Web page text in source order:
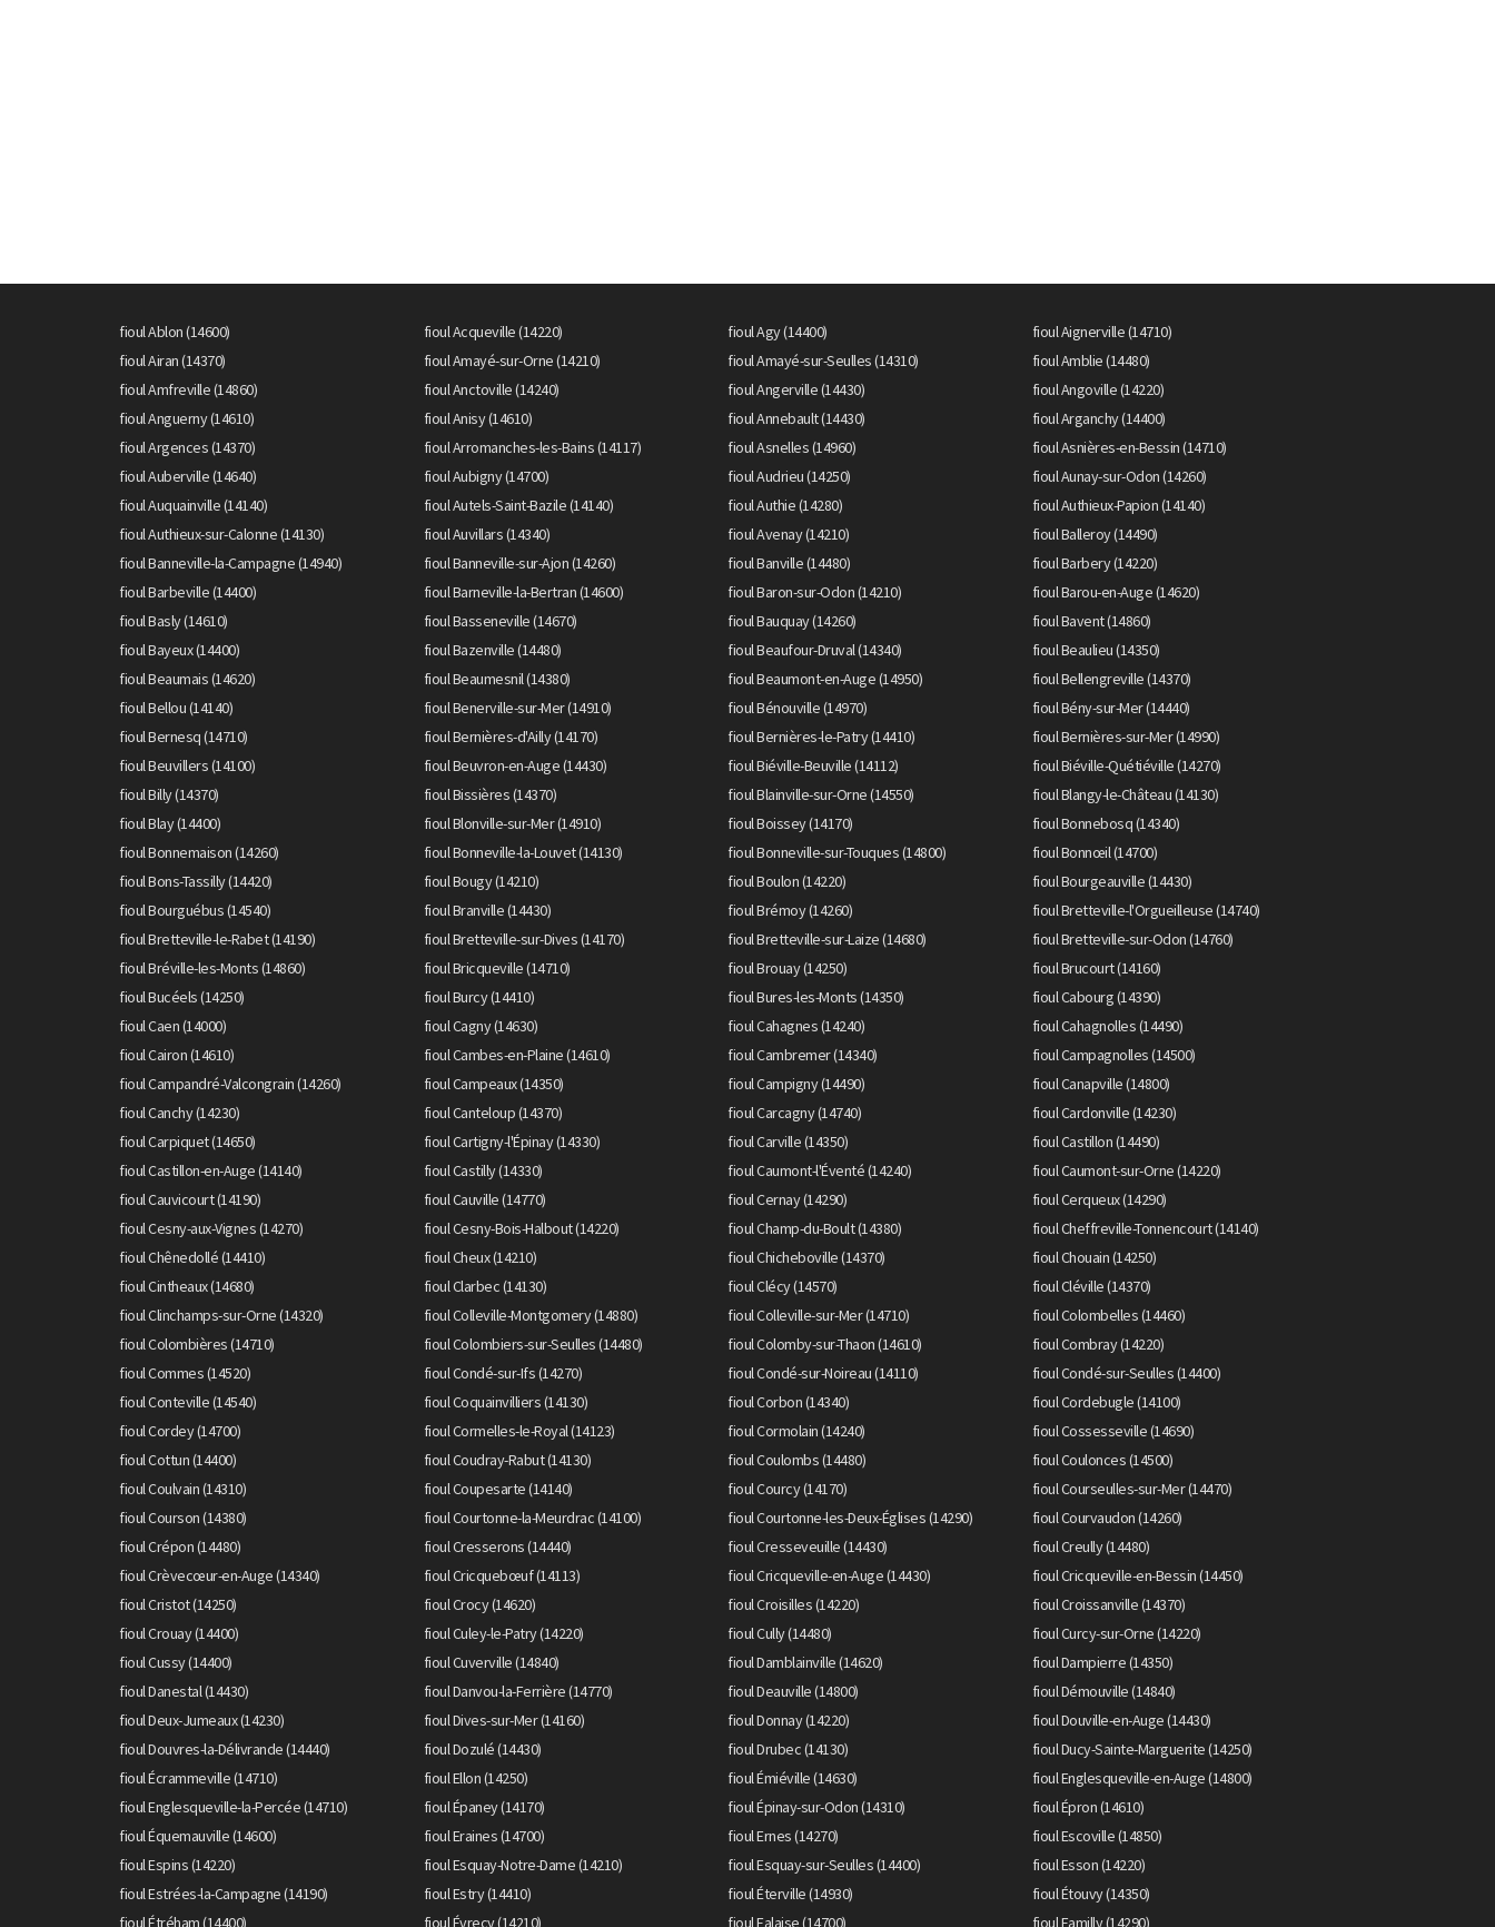
fioul Ablon (14600) fioul Acqueville (14220) fioul Agy (14400)
fioul Aignerville (14710)
fioul Airan (14370)
fioul Amayé-sur-Orne (14210) fioul Amayé-sur-Seulles (14310)
fioul Amblie (14480)
fioul Amfreville (14860)
fioul Anctoville (14240) fioul Angerville (14430)
fioul Angoville (14220)
fioul Anguerny (14610)
fioul Anisy (14610) fioul Annebault (14430)
fioul Arganchy (14400)
fioul Argences (14370)
fioul Arromanches-les-Bains (14117) fioul Asnelles (14960)
fioul Asnières-en-Bessin (14710)
fioul Auberville (14640)
fioul Aubigny (14700) fioul Audrieu (14250)
fioul Aunay-sur-Odon (14260)
fioul Auquainville (14140)
fioul Autels-Saint-Bazile (14140) fioul Authie (14280)
fioul Authieux-Papion (14140)
fioul Authieux-sur-Calonne (14130)
fioul Auvillars (14340) fioul Avenay (14210)
fioul Balleroy (14490)
fioul Banneville-la-Campagne (14940)
fioul Banneville-sur-Ajon (14260) fioul Banville (14480)
fioul Barbery (14220)
fioul Barbeville (14400)
fioul Barneville-la-Bertran (14600) fioul Baron-sur-Odon (14210)
fioul Barou-en-Auge (14620)
fioul Basly (14610)
fioul Basseneville (14670) fioul Bauquay (14260)
fioul Bavent (14860)
fioul Bayeux (14400)
fioul Bazenville (14480) fioul Beaufour-Druval (14340)
fioul Beaulieu (14350)
fioul Beaumais (14620)
fioul Beaumesnil (14380) fioul Beaumont-en-Auge (14950)
fioul Bellengreville (14370)
fioul Bellou (14140)
fioul Benerville-sur-Mer (14910) fioul Bénouville (14970)
fioul Bény-sur-Mer (14440)
fioul Bernesq (14710)
fioul Bernières-d'Ailly (14170) fioul Bernières-le-Patry (14410)
fioul Bernières-sur-Mer (14990)
fioul Beuvillers (14100)
fioul Beuvron-en-Auge (14430) fioul Biéville-Beuville (14112)
fioul Biéville-Quétiéville (14270)
fioul Billy (14370)
fioul Bissières (14370) fioul Blainville-sur-Orne (14550)
fioul Blangy-le-Château (14130)
fioul Blay (14400)
fioul Blonville-sur-Mer (14910) fioul Boissey (14170)
fioul Bonnebosq (14340)
fioul Bonnemaison (14260)
fioul Bonneville-la-Louvet (14130) fioul Bonneville-sur-Touques (14800)
fioul Bonnœil (14700)
fioul Bons-Tassilly (14420)
fioul Bougy (14210) fioul Boulon (14220)
fioul Bourgeauville (14430)
fioul Bourguébus (14540)
fioul Branville (14430) fioul Brémoy (14260)
fioul Bretteville-l'Orgueilleuse (14740)
fioul Bretteville-le-Rabet (14190)
fioul Bretteville-sur-Dives (14170) fioul Bretteville-sur-Laize (14680)
fioul Bretteville-sur-Odon (14760)
fioul Bréville-les-Monts (14860)
fioul Bricqueville (14710) fioul Brouay (14250)
fioul Brucourt (14160)
fioul Bucéels (14250)
fioul Burcy (14410) fioul Bures-les-Monts (14350)
fioul Cabourg (14390)
fioul Caen (14000)
fioul Cagny (14630) fioul Cahagnes (14240)
fioul Cahagnolles (14490)
fioul Cairon (14610)
fioul Cambes-en-Plaine (14610) fioul Cambremer (14340)
fioul Campagnolles (14500)
fioul Campandré-Valcongrain (14260)
fioul Campeaux (14350) fioul Campigny (14490)
fioul Canapville (14800)
fioul Canchy (14230)
fioul Canteloup (14370) fioul Carcagny (14740)
fioul Cardonville (14230)
fioul Carpiquet (14650)
fioul Cartigny-l'Épinay (14330) fioul Carville (14350)
fioul Castillon (14490)
fioul Castillon-en-Auge (14140)
fioul Castilly (14330) fioul Caumont-l'Éventé (14240)
fioul Caumont-sur-Orne (14220)
fioul Cauvicourt (14190)
fioul Cauville (14770) fioul Cernay (14290)
fioul Cerqueux (14290)
fioul Cesny-aux-Vignes (14270)
fioul Cesny-Bois-Halbout (14220) fioul Champ-du-Boult (14380)
fioul Cheffreville-Tonnencourt (14140)
fioul Chênedollé (14410)
fioul Cheux (14210) fioul Chicheboville (14370)
fioul Chouain (14250)
fioul Cintheaux (14680)
fioul Clarbec (14130) fioul Clécy (14570)
fioul Cléville (14370)
fioul Clinchamps-sur-Orne (14320)
fioul Colleville-Montgomery (14880) fioul Colleville-sur-Mer (14710)
fioul Colombelles (14460)
fioul Colombières (14710)
fioul Colombiers-sur-Seulles (14480) fioul Colomby-sur-Thaon (14610)
fioul Combray (14220)
fioul Commes (14520)
fioul Condé-sur-Ifs (14270) fioul Condé-sur-Noireau (14110)
fioul Condé-sur-Seulles (14400)
fioul Conteville (14540)
fioul Coquainvilliers (14130) fioul Corbon (14340)
fioul Cordebugle (14100)
fioul Cordey (14700)
fioul Cormelles-le-Royal (14123) fioul Cormolain (14240)
fioul Cossesseville (14690)
fioul Cottun (14400)
fioul Coudray-Rabut (14130) fioul Coulombs (14480)
fioul Coulonces (14500)
fioul Coulvain (14310)
fioul Coupesarte (14140) fioul Courcy (14170)
fioul Courseulles-sur-Mer (14470)
fioul Courson (14380)
fioul Courtonne-la-Meurdrac (14100) fioul Courtonne-les-Deux-Églises (14290)
fioul Courvaudon (14260)
fioul Crépon (14480)
fioul Cresserons (14440) fioul Cresseveuille (14430)
fioul Creully (14480)
fioul Crèvecœur-en-Auge (14340)
fioul Cricquebœuf (14113) fioul Cricqueville-en-Auge (14430)
fioul Cricqueville-en-Bessin (14450)
fioul Cristot (14250)
fioul Crocy (14620) fioul Croisilles (14220)
fioul Croissanville (14370)
fioul Crouay (14400)
fioul Culey-le-Patry (14220) fioul Cully (14480)
fioul Curcy-sur-Orne (14220)
fioul Cussy (14400)
fioul Cuverville (14840) fioul Damblainville (14620)
fioul Dampierre (14350)
fioul Danestal (14430)
fioul Danvou-la-Ferrière (14770) fioul Deauville (14800)
fioul Démouville (14840)
fioul Deux-Jumeaux (14230)
fioul Dives-sur-Mer (14160) fioul Donnay (14220)
fioul Douville-en-Auge (14430)
fioul Douvres-la-Délivrande (14440)
fioul Dozulé (14430) fioul Drubec (14130)
fioul Ducy-Sainte-Marguerite (14250)
fioul Écrammeville (14710)
fioul Ellon (14250) fioul Émiéville (14630)
fioul Englesqueville-en-Auge (14800)
fioul Englesqueville-la-Percée (14710)
fioul Épaney (14170) fioul Épinay-sur-Odon (14310)
fioul Épron (14610)
fioul Équemauville (14600)
fioul Eraines (14700) fioul Ernes (14270)
fioul Escoville (14850)
fioul Espins (14220)
fioul Esquay-Notre-Dame (14210) fioul Esquay-sur-Seulles (14400)
fioul Esson (14220)
fioul Estrées-la-Campagne (14190)
fioul Estry (14410) fioul Éterville (14930)
fioul Étouvy (14350)
fioul Étréham (14400)
fioul Évrecy (14210) fioul Falaise (14700) fioul Familly (14290)